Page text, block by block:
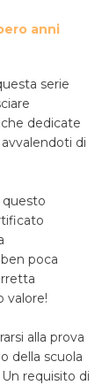
anni
serie
dedicate
di
questo
poca
valore!
alla prova
della scuola
requisito di